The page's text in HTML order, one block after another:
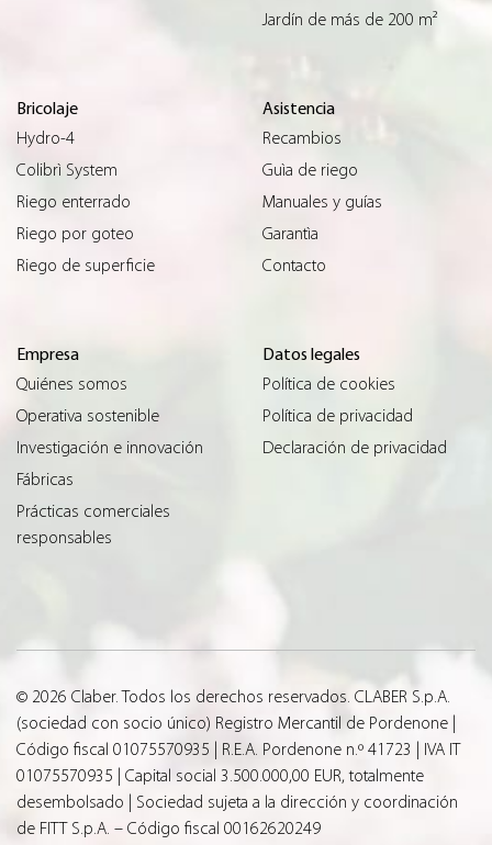
Jardín de más de 200 m²
Bricolaje
Hydro-4
Colibrì System
Riego enterrado
Riego por goteo
Riego de superficie
Asistencia
Recambios
Guìa de riego
Manuales y guías
Garantìa
Contacto
Empresa
Quiénes somos
Operativa sostenible
Investigación e innovación
Fábricas
Prácticas comerciales
responsables
Datos legales
Política de cookies
Política de privacidad
Declaración de privacidad
© 2026 Claber. Todos los derechos reservados. CLABER S.p.A.
(sociedad con socio único) Registro Mercantil de Pordenone |
Código fiscal 01075570935 | R.E.A. Pordenone n.º 41723 | IVA IT
01075570935 | Capital social 3.500.000,00 EUR, totalmente
desembolsado | Sociedad sujeta a la dirección y coordinación
de FITT S.p.A. – Código fiscal 00162620249